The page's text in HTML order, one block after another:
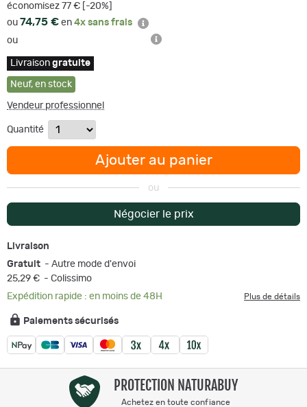
économisez 77 € [-20%]
ou 74,75 € en 4x sans frais
ou
Livraison gratuite
Neuf, en stock
Vendeur professionnel
Quantité
Ajouter au panier
ou
Négocier le prix
Livraison
Gratuit - Autre mode d'envoi
25,29 € - Colissimo
Expédition rapide : en moins de 48H
Plus de détails
Paiements sécurisés
PROTECTION NATURABUY
Achetez en toute confiance